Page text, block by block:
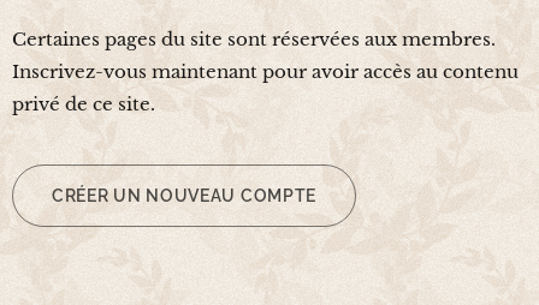
Certaines pages du site sont réservées aux membres.
Inscrivez-vous maintenant pour avoir accès au contenu
privé de ce site.
CRÉER UN NOUVEAU COMPTE